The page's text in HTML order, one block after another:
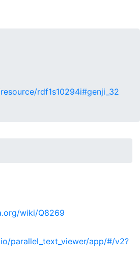
rdf1s10294i#genji_32
wiki/Q8269
parallel_text_viewer/app/#/v2?